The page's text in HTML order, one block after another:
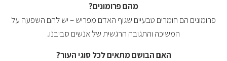
מהם פרומונים?
פרומונים הם חומרים טבעיים שגוף האדם מפריש – יש להם השפעה על
המשיכה והתגובה הרגשית של אנשים סביבנו.
האם הבושם מתאים לכל סוגי העור?